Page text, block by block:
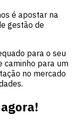
é apostar na
gestão de
para o seu
caminho para um
no mercado